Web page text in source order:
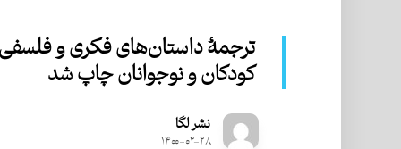
ترجمۀ داستان‌های فکری و فلسفی
کودکان و نوجوانان چاپ شد
نشر لگا
۱۴۰۰-۰۲-۲۸